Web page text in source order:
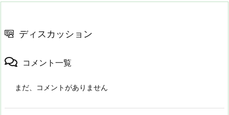
ディスカッション
コメント一覧
まだ、コメントがありません